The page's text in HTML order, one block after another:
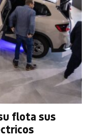
flota sus